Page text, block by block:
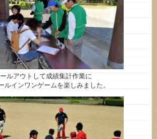
ルアウトして成績集計作業に
ルインワンゲームを楽しみました。